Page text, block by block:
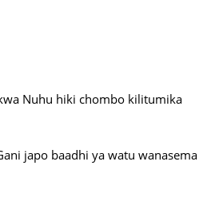
Nuhu hiki chombo kilitumika
japo baadhi ya watu wanasema